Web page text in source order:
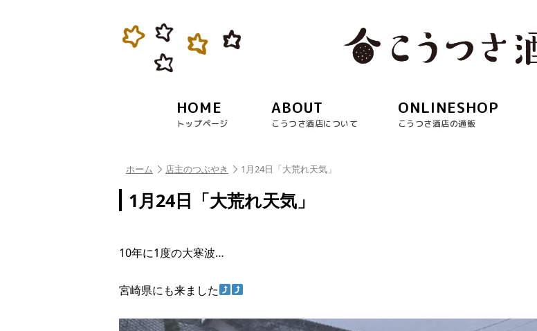
HOME
トップページ
ABOUT
こうつさ酒店について
ONLINESHOP
こうつさ酒店の通販
ホーム 店主のつぶやき 1月24日「大荒れ天気」
1月24日「大荒れ天気」
10年に1度の大寒波…
宮崎県にも来ました